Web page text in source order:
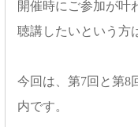
開催時にご参加が叶
聴講したいという方
今回は、第7回と第8
内です。